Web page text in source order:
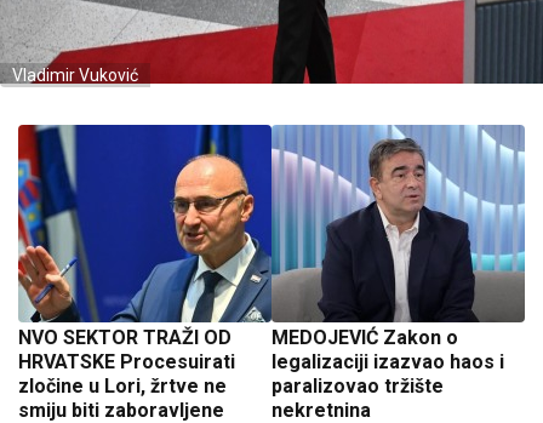
Vladimir Vuković
NVO SEKTOR TRAŽI OD
HRVATSKE Procesuirati
zločine u Lori, žrtve ne
smiju biti zaboravljene
MEDOJEVIĆ Zakon o
legalizaciji izazvao haos i
paralizovao tržište
nekretnina